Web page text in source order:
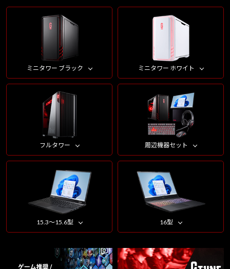
ミニタワー ブラック ミニタワー ホワイト
フルタワー 周辺機器セット
15.3～15.6型 16型